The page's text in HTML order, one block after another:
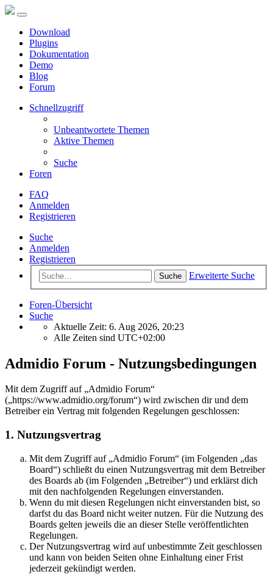
Download
Plugins
Dokumentation
Demo
Blog
Forum
Schnellzugriff
Unbeantwortete Themen
Aktive Themen
Suche
Foren
FAQ
Anmelden
Registrieren
Suche
Anmelden
Registrieren
Suche Erweiterte Suche
Foren-Übersicht
Suche
Aktuelle Zeit: 6. Aug 2026, 20:23
Alle Zeiten sind UTC+02:00
Admidio Forum - Nutzungsbedingungen
Mit dem Zugriff auf „Admidio Forum“
(„https://www.admidio.org/forum“) wird zwischen dir und dem
Betreiber ein Vertrag mit folgenden Regelungen geschlossen:
1. Nutzungsvertrag
Mit dem Zugriff auf „Admidio Forum“ (im Folgenden „das
Board“) schließt du einen Nutzungsvertrag mit dem Betreiber
des Boards ab (im Folgenden „Betreiber“) und erklärst dich
mit den nachfolgenden Regelungen einverstanden.
Wenn du mit diesen Regelungen nicht einverstanden bist, so
darfst du das Board nicht weiter nutzen. Für die Nutzung des
Boards gelten jeweils die an dieser Stelle veröffentlichten
Regelungen.
Der Nutzungsvertrag wird auf unbestimmte Zeit geschlossen
und kann von beiden Seiten ohne Einhaltung einer Frist
jederzeit gekündigt werden.